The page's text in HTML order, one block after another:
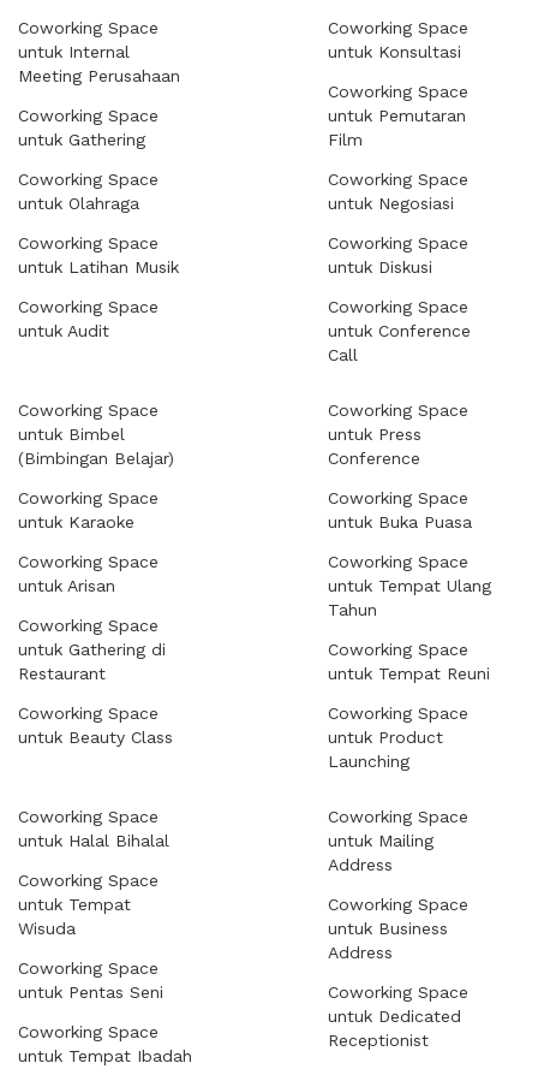
Coworking Space
untuk Internal
Meeting Perusahaan
Coworking Space
untuk Gathering
Coworking Space
untuk Olahraga
Coworking Space
untuk Latihan Musik
Coworking Space
untuk Audit
Coworking Space
untuk Konsultasi
Coworking Space
untuk Pemutaran
Film
Coworking Space
untuk Negosiasi
Coworking Space
untuk Diskusi
Coworking Space
untuk Conference
Call
Coworking Space
untuk Bimbel
(Bimbingan Belajar)
Coworking Space
untuk Karaoke
Coworking Space
untuk Arisan
Coworking Space
untuk Gathering di
Restaurant
Coworking Space
untuk Beauty Class
Coworking Space
untuk Press
Conference
Coworking Space
untuk Buka Puasa
Coworking Space
untuk Tempat Ulang
Tahun
Coworking Space
untuk Tempat Reuni
Coworking Space
untuk Product
Launching
Coworking Space
untuk Halal Bihalal
Coworking Space
untuk Tempat
Wisuda
Coworking Space
untuk Pentas Seni
Coworking Space
untuk Tempat Ibadah
Coworking Space
untuk Mailing
Address
Coworking Space
untuk Business
Address
Coworking Space
untuk Dedicated
Receptionist